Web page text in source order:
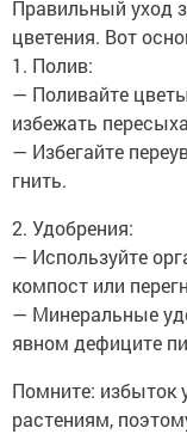
Правильный уход
цветения. Вот
1. Полив:
— Поливайте
избежать
— Избегайте
гнить.
2. Удобрения:
— Используйте
компост или
— Минеральные
явном дефиците
Помните: избыток
растениям,